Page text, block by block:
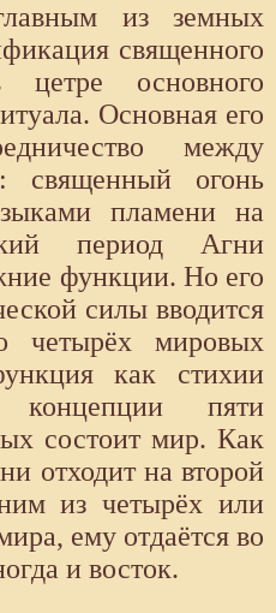
из земных
священного
основного
Основная его
между
священный огонь
пламени на
период Агни
функции. Но его
силы вводится
мировых
как стихии
концепции пяти
состоит мир. Как
отходит на второй
из четырёх или
ему отдаётся во
и восток.